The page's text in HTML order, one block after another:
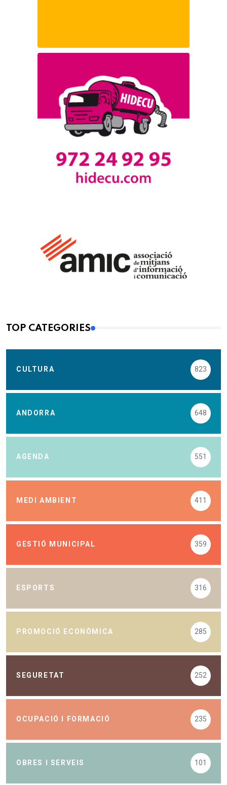
TOP CATEGORIES
CULTURA 823
ANDORRA 648
AGENDA 551
MEDI AMBIENT 411
GESTIÓ MUNICIPAL 359
ESPORTS 316
PROMOCIÓ ECONÒMICA 285
SEGURETAT 252
OCUPACIÓ I FORMACIÓ 235
OBRES I SERVEIS 101